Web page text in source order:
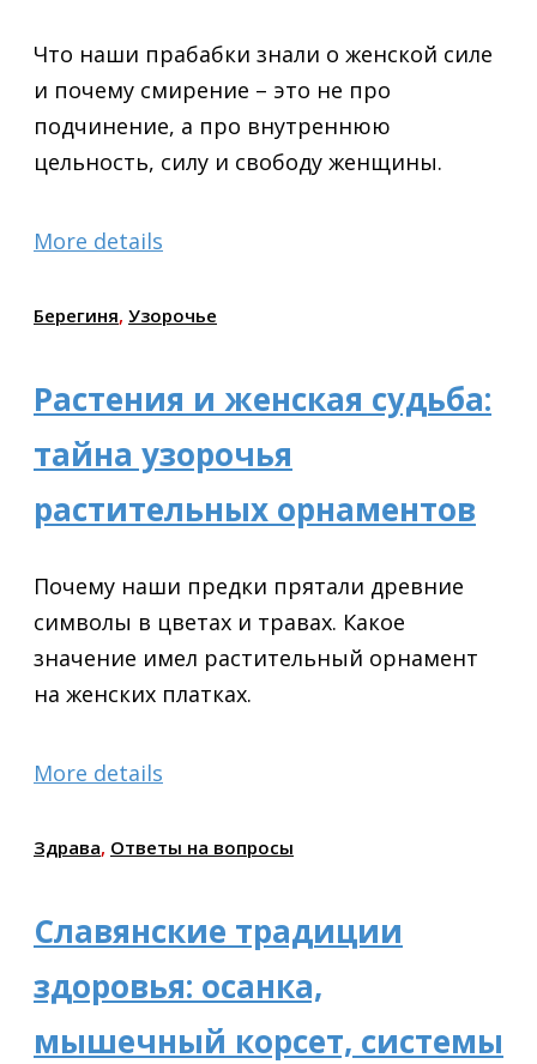
Что наши прабабки знали о женской силе
и почему смирение – это не про
подчинение, а про внутреннюю
цельность, силу и свободу женщины.
More details
Берегиня, Узорочье
Растения и женская судьба:
тайна узорочья
растительных орнаментов
Почему наши предки прятали древние
символы в цветах и травах. Какое
значение имел растительный орнамент
на женских платках.
More details
Здрава, Ответы на вопросы
Славянские традиции
здоровья: осанка,
мышечный корсет, системы